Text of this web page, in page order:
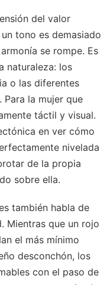
del valor
tono es demasiado
se rompe. Es
naturaleza: los
o las diferentes
la mujer que
táctil y visual.
en ver cómo
nivelada
de la propia
sobre ella.
también habla de
Mientras que un rojo
el más mínimo
desconchón, los
con el paso de